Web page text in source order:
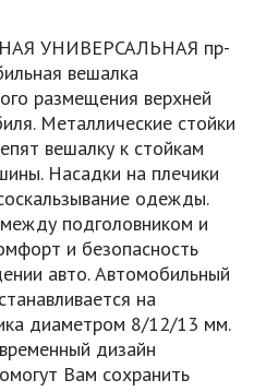
УНИВЕРСАЛЬНАЯ пр-
вешалка
размещения верхней
Металлические стойки
вешалку к стойкам
Насадки на плечики
одежды.
подголовником и
и безопасность
авто. Автомобильный
на
диаметром 8/12/13 мм.
дизайн
Вам сохранить